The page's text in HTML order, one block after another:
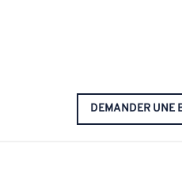
DEMANDER UNE